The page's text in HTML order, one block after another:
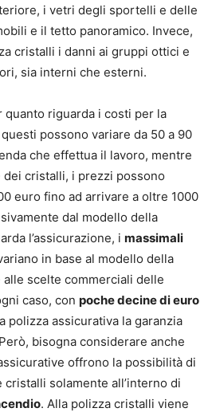
i vetri degli sportelli e delle
e il tetto panoramico. Invece,
cristalli i danni ai gruppi ottici e
sia interni che esterni.
quanto riguarda i costi per la
questi possono variare da 50 a 90
che effettua il lavoro, mentre
cristalli, i prezzi possono
euro fino ad arrivare a oltre 1000
dal modello della
l’assicurazione, i massimali
in base al modello della
scelte commerciali delle
caso, con poche decine di euro
polizza assicurativa la garanzia
bisogna considerare anche
offrono la possibilità di
cristalli solamente all’interno di
. Alla polizza cristalli viene